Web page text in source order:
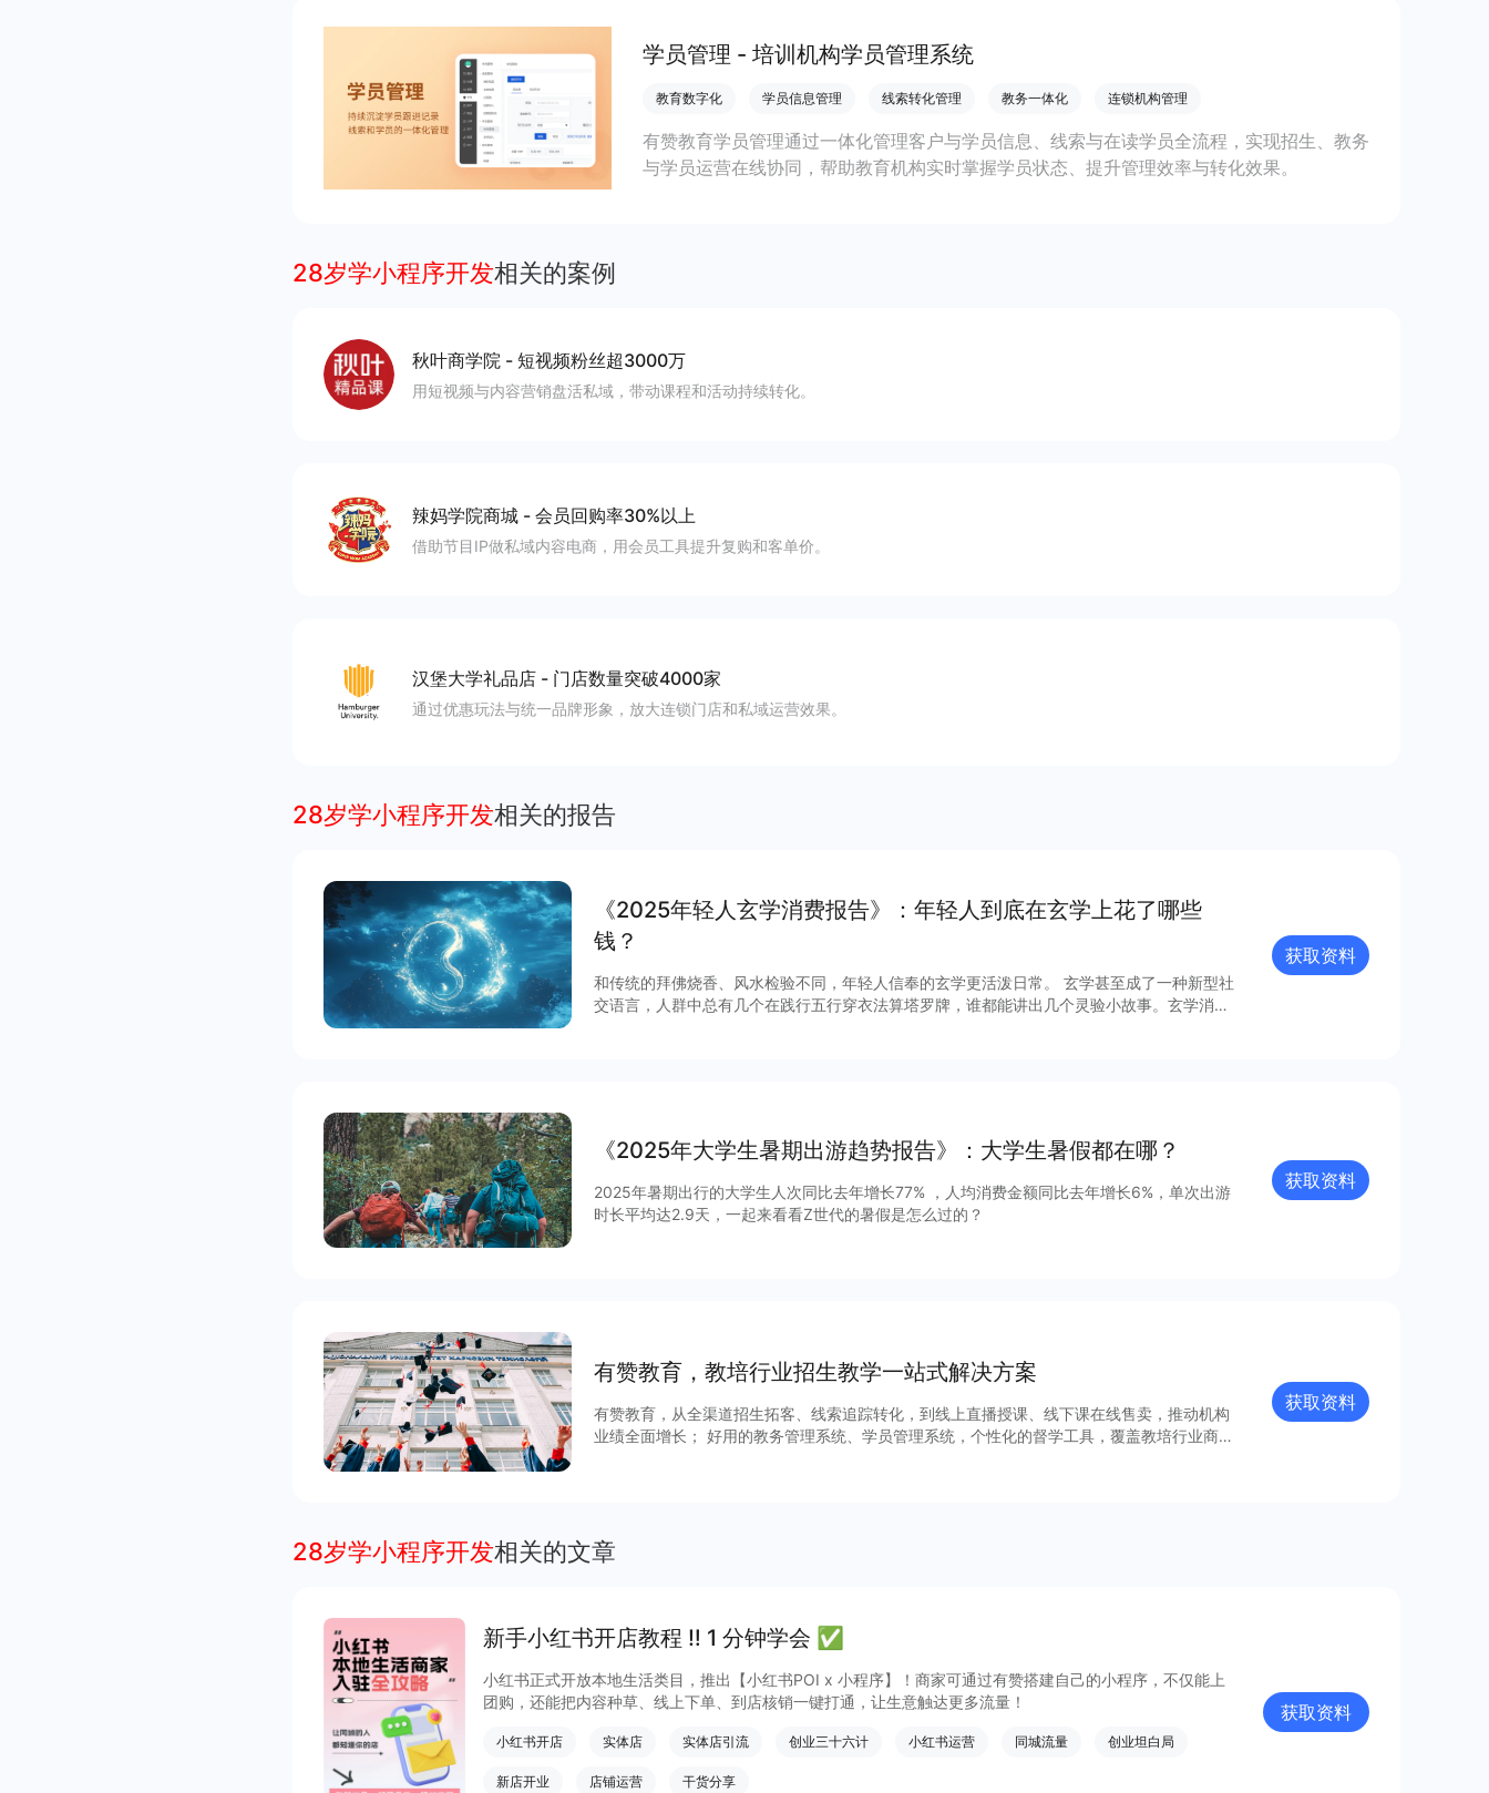
学员管理 - 培训机构学员管理系统
教育数字化 学员信息管理 线索转化管理 教务一体化 连锁机构管理
有赞教育学员管理通过一体化管理客户与学员信息、线索与在读学员全流程，实现招生、教务
与学员运营在线协同，帮助教育机构实时掌握学员状态、提升管理效率与转化效果。
28岁学小程序开发相关的案例
秋叶商学院 - 短视频粉丝超3000万
用短视频与内容营销盘活私域，带动课程和活动持续转化。
辣妈学院商城 - 会员回购率30%以上
借助节目IP做私域内容电商，用会员工具提升复购和客单价。
汉堡大学礼品店 - 门店数量突破4000家
通过优惠玩法与统一品牌形象，放大连锁门店和私域运营效果。
28岁学小程序开发相关的报告
《2025年轻人玄学消费报告》：年轻人到底在玄学上花了哪些
钱？
和传统的拜佛烧香、风水检验不同，年轻人信奉的玄学更活泼日常。 玄学甚至成了一种新型社
交语言，人群中总有几个在践行五行穿衣法算塔罗牌，谁都能讲出几个灵验小故事。玄学消费
获取资料
《2025年大学生暑期出游趋势报告》：大学生暑假都在哪？
2025年暑期出行的大学生人次同比去年增长77% ，人均消费金额同比去年增长6%，单次出游
时长平均达2.9天，一起来看看Z世代的暑假是怎么过的？
获取资料
有赞教育，教培行业招生教学一站式解决方案
有赞教育，从全渠道招⽣拓客、线索追踪转化，到线上直播授课、线下课在线售卖，推动机构
业绩全⾯增⻓； 好用的教务管理系统、学员管理系统，个性化的督学⼯具，覆盖教培行业商家
获取资料
28岁学小程序开发相关的文章
新手小红书开店教程 ‼️ 1 分钟学会 ✅
小红书正式开放本地生活类目，推出【小红书POI x 小程序】！商家可通过有赞搭建自己的小程序，不仅能上
团购，还能把内容种草、线上下单、到店核销一键打通，让生意触达更多流量！
小红书开店 实体店 实体店引流 创业三十六计 小红书运营 同城流量 创业坦白局
新店开业 店铺运营 干货分享
获取资料